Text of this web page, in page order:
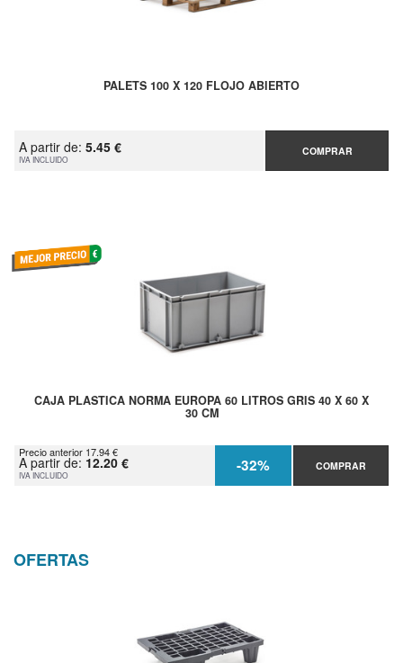
PALETS 100 X 120 FLOJO ABIERTO
A partir de: 5.45 €
IVA INCLUIDO
COMPRAR
CAJA PLASTICA NORMA EUROPA 60 LITROS GRIS 40 X 60 X
30 CM
Precio anterior 17.94 €
A partir de: 12.20 €
IVA INCLUIDO -32% COMPRAR
OFERTAS